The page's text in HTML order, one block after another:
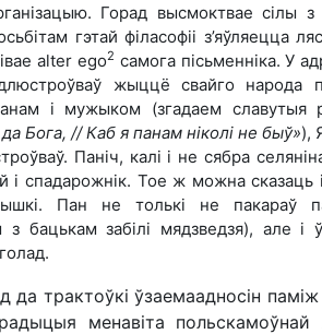
Горад высмоктвае сілы з
гэтай філасофіі з’яўляецца
аlter ego2 самога пісьменніка. У
жыццё свайго народа
і мужыком (згадаем славутыя
Бога, // Каб я панам ніколі не быў»),
Паніч, калі і не сябра
і спадарожнік. Тое ж можна сказаць
Пан не толькі не пакараў
бацькам забілі мядзведзя), але і
да трактоўкі ўзаемаадносін
менавіта польскамоўнай